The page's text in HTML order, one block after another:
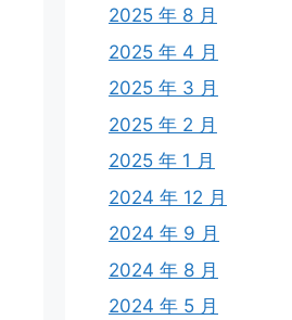
2025 年 8 月
2025 年 4 月
2025 年 3 月
2025 年 2 月
2025 年 1 月
2024 年 12 月
2024 年 9 月
2024 年 8 月
2024 年 5 月